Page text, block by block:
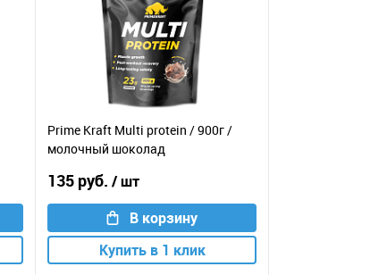
Prime Kraft Multi protein / 900г /
молочный шоколад
135 руб. / шт
В корзину
Купить в 1 клик